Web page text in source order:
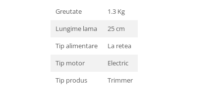
Accesorii masini de spalat &
Masini automate de spalat rufe
Masini de spalat rufe cu uscator
Masini de spalat rufe verticale
Masini de spalat vase
Greutate
1.3 Kg
Lungime lama
25 cm
Tip alimentare
La retea
Tip motor
Electric
Tip produs
Trimmer